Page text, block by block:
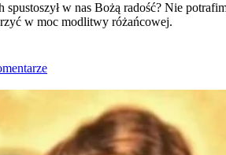
w nas Bożą radość? Nie
w moc modlitwy różańcowej.